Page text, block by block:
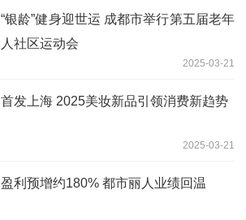
“银龄”健身迎世运 成都市举行第五届老年
人社区运动会
2025-03-21
首发上海 2025美妆新品引领消费新趋势
2025-03-21
盈利预增约180% 都市丽人业绩回温